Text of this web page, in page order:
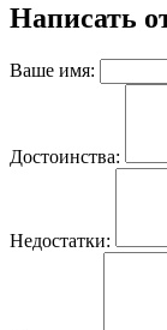
Написать
Ваше имя:
Достоинства:
Недостатки: